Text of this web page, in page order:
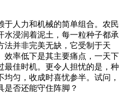
于人力和机械的简单组合。农民
水浸润着泥土，每一粒种子都承
法并非完美无缺，它受制于天
效率低下是其主要痛点，一天下
最佳时机。更令人担忧的是，种
匀，收成时喜忧参半。试问，
是否还能守住阵脚？